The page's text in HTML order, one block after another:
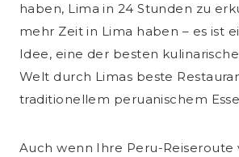
haben, Lima in 24 Stunden zu
mehr Zeit in Lima haben – es ist
Idee, eine der besten
Welt durch Limas beste
traditionellem peruanischem
Auch wenn Ihre Peru-Reiseroute